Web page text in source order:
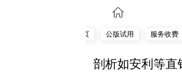
首页 公版试用 服务收费
剖析如安利等直